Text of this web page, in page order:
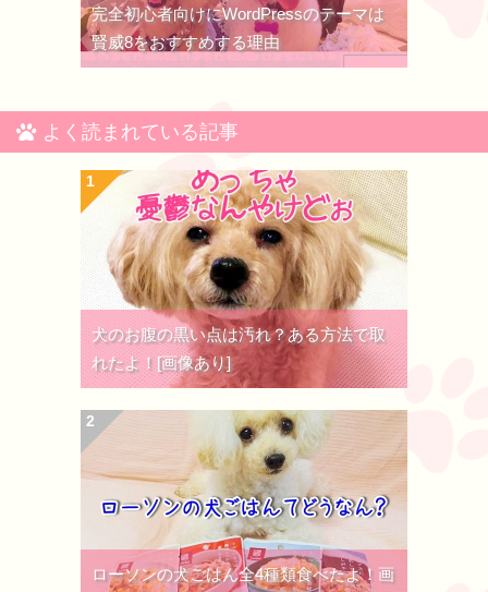
完全初心者向けにWordPressのテーマは
賢威8をおすすめする理由
よく読まれている記事
犬のお腹の黒い点は汚れ？ある方法で取
れたよ！[画像あり]
ローソンの犬ごはん全4種類食べたよ！画